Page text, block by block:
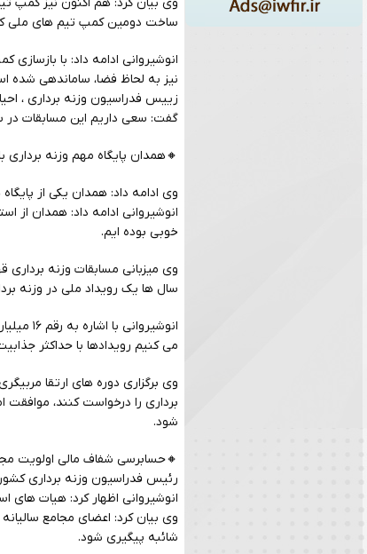
ساخت دومین کمپ تیم های ملی
انوشیروانی ادامه داد: با
نیز به لحاظ فضا، ساماندهی شده
زییس فدراسیون وزنه برداری ،
گفت: سعی داریم این مسابقات در سال میلادی ۲۰۲۵ و با حضور تیم های خارجی به
🔸همدان پایگاه مهم وزنه برداری
وی ادامه داد: همدان یکی از
انوشیروانی ادامه داد: همدان
خوبی بوده ایم.
وی میزبانی مسابقات وزنه برداری
سال ها یک رویداد ملی در وزنه
می کنیم رویدادها با حداکثر
وی برگزاری دوره های ارتقا
شود.
🔸حسابرسی شفاف مالی اولویت
رئیس فدراسیون وزنه برداری
انوشیروانی اظهار کرد: هیات
وی بیان کرد: اعضای مجامع
شائبه پیگیری شود.